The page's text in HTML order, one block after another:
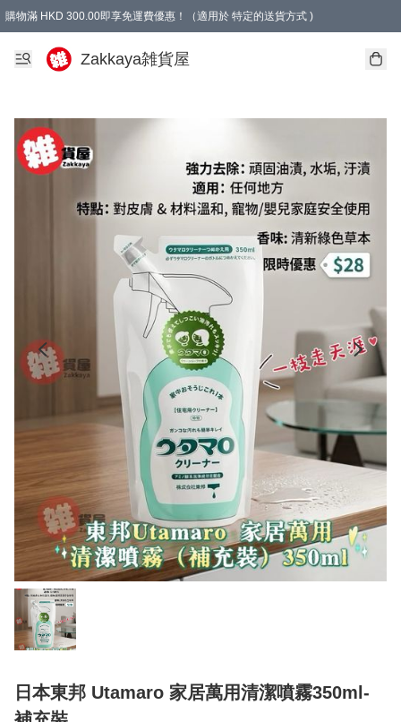
購物滿 HKD 300.00即享免運費優惠！（適用於 特定的送貨方式 )
Zakkaya雑貨屋
日本東邦 Utamaro 家居萬用清潔噴霧350ml-